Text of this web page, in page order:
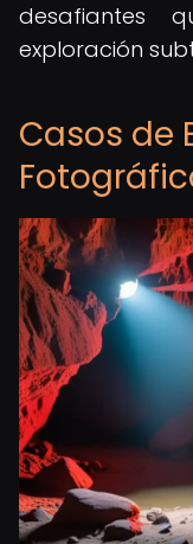
desafiantes
exploración
Casos de